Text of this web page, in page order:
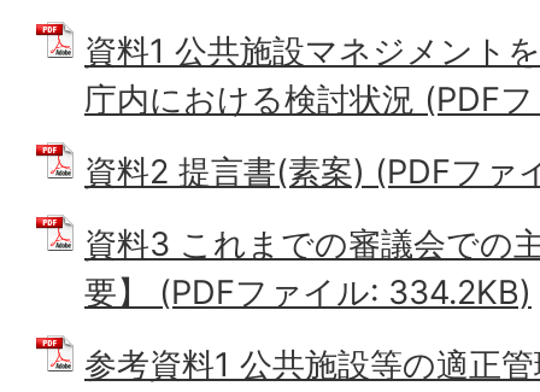
資料1 公共施設マネジメント
庁内における検討状況 (PDF
資料2 提言書(素案) (PDFファ
資料3 これまでの審議会での
要】 (PDFファイル: 334.2KB)
参考資料1 公共施設等の適正